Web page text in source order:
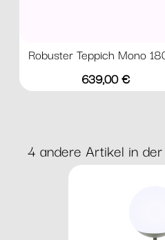
Robuster Teppich Mono
Preis
639,00 €
4 andere Artikel in